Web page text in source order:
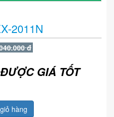
2011N
đ
GIÁ TỐT
hàng